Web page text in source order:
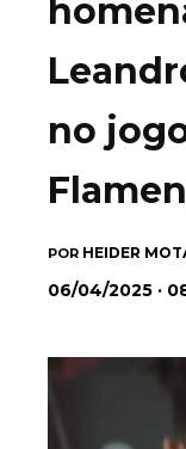
no
POR HEIDER
06/04/2025 ·